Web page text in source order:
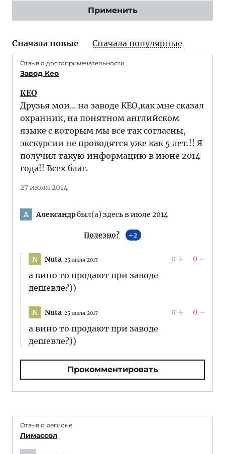
Применить
Сначала новые Сначала популярные
Отзыв о достопримечательности
Завод Кео
КЕО
Друзья мои... на заводе КЕО,как мне сказал
охранник, на понятном английском
языке с которым мы все так согласны,
экскурсии не проводятся уже как 5 лет.!! Я
получил такую информацию в июне 2014
года!! Всех благ.
27 июля 2014
А Александрбыл(а) здесь в июле 2014
Полезно? 2
N Nuta 25 июля 2017 0 0
а вино то продают при заводе
дешевле?))
N Nuta 25 июля 2017 0 0
а вино то продают при заводе
дешевле?))
Прокомментировать
Отзыв о регионе
Лимассол